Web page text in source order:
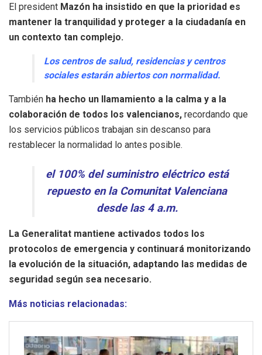
El president Mazón ha insistido en que la prioridad es
mantener la tranquilidad y proteger a la ciudadanía en
un contexto tan complejo.
Los centros de salud, residencias y centros
sociales estarán abiertos con normalidad.
También ha hecho un llamamiento a la calma y a la
colaboración de todos los valencianos, recordando que
los servicios públicos trabajan sin descanso para
restablecer la normalidad lo antes posible.
el 100% del suministro eléctrico está
repuesto en la Comunitat Valenciana
desde las 4 a.m.
La Generalitat mantiene activados todos los
protocolos de emergencia y continuará monitorizando
la evolución de la situación, adaptando las medidas de
seguridad según sea necesario.
Más noticias relacionadas: